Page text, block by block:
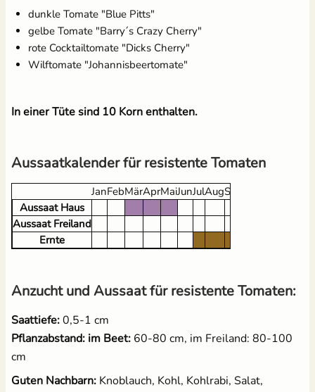
18 Anzuchttöpfe aus
Zellulosefasern
2,95 €
Kokos Quellerde zur
Anzucht (1 Liter)
dunkle Tomate "Blue Pitts"
gelbe Tomate "Barry´s Crazy Cherry"
rote Cocktailtomate "Dicks Cherry"
Wilftomate "Johannisbeertomate"
In einer Tüte sind 10 Korn enthalten.
Aussaatkalender für resistente Tomaten
JanFebMärAprMaiJunJulAugSep
Aussaat Haus
Aussaat Freiland
Ernte
Anzucht und Aussaat für resistente Tomaten:
Saattiefe:0,5-1 cm
Pflanzabstand: im Beet: 60-80 cm, im Freiland: 80-100
cm
Guten Nachbarn: Knoblauch, Kohl, Kohlrabi, Salat,